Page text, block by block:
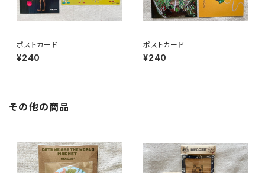
ポストカード
¥240
ポストカード
¥240
その他の商品